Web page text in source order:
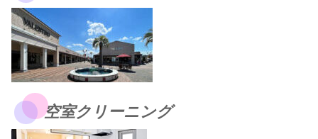
空室クリーニング